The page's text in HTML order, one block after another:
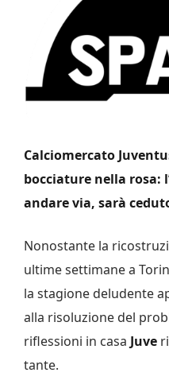
Calciomercato
bocciature nella rosa:
andare via, sarà
Nonostante la
ultime settimane a
la stagione deludente
alla risoluzione del
riflessioni in casa Juve
tante.